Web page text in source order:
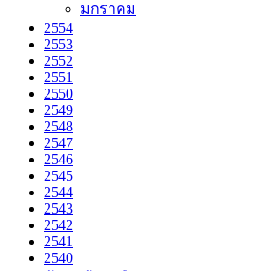
มกราคม
2554
2553
2552
2551
2550
2549
2548
2547
2546
2545
2544
2543
2542
2541
2540